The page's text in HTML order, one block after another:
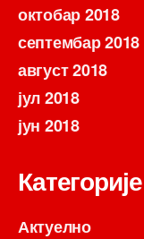
октобар 2018
септембар 2018
август 2018
јул 2018
јун 2018
Категорије
Актуелно